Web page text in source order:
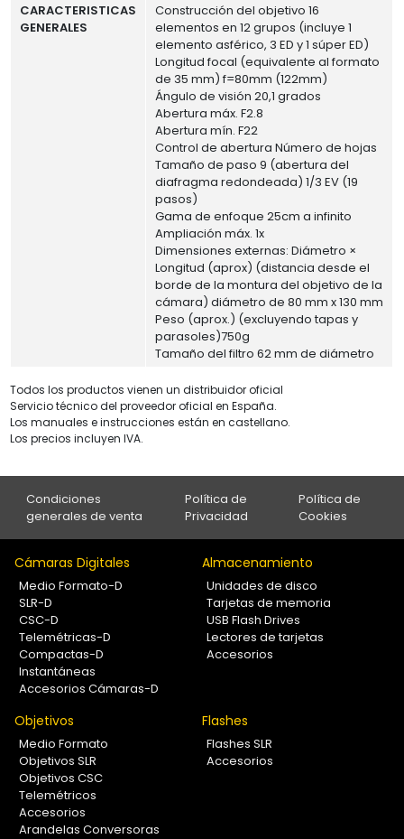
CARACTERISTICAS
GENERALES
Construcción del objetivo 16
elementos en 12 grupos (incluye 1
elemento asférico, 3 ED y 1 súper ED)
Longitud focal (equivalente al formato
de 35 mm) f=80mm (122mm)
Ángulo de visión 20,1 grados
Abertura máx. F2.8
Abertura mín. F22
Control de abertura Número de hojas
Tamaño de paso 9 (abertura del
diafragma redondeada) 1/3 EV (19
pasos)
Gama de enfoque 25cm a infinito
Ampliación máx. 1x
Dimensiones externas: Diámetro ×
Longitud (aprox) (distancia desde el
borde de la montura del objetivo de la
cámara) diámetro de 80 mm x 130 mm
Peso (aprox.) (excluyendo tapas y
parasoles)750g
Tamaño del filtro 62 mm de diámetro
Todos los productos vienen un distribuidor oficial
Servicio técnico del proveedor oficial en España.
Los manuales e instrucciones están en castellano.
Los precios incluyen IVA.
Condiciones
generales de venta
Política de
Privacidad
Política de
Cookies
Cámaras Digitales
Medio Formato-D
SLR-D
CSC-D
Telemétricas-D
Compactas-D
Instantáneas
Accesorios Cámaras-D
Almacenamiento
Unidades de disco
Tarjetas de memoria
USB Flash Drives
Lectores de tarjetas
Accesorios
Objetivos
Medio Formato
Objetivos SLR
Objetivos CSC
Telemétricos
Accesorios
Arandelas Conversoras
Flashes
Flashes SLR
Accesorios